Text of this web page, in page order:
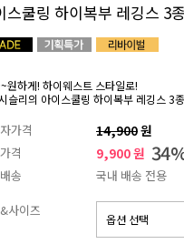
스쿨링 하이복부 레깅스 3
원하게! 하이웨스트 스타일로!
슬리의 아이스쿨링 하이복부 레깅스 3
가격 14,900원
격 9,900 원 34
송
국내 배송 전용
사이즈